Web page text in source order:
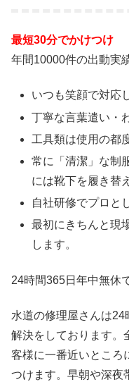
最短30分でかけつけ
年間10000件の出動実
いつも笑顔で対応
丁寧な言葉遣い・
工具類は使用の都
常に「清潔」な制
には靴下を履き替
自社研修でプロと
最初にきちんと現
します。
24時間365日 年中無休
水道の修理屋さんは
解決をしております。
客様に一番近いところ
つけます。早朝や深夜